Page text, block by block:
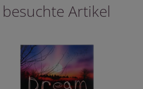
Artikel